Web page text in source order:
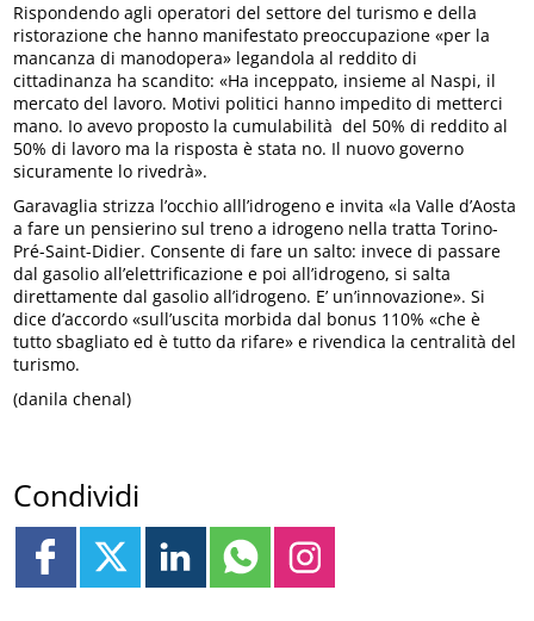
Rispondendo agli operatori del settore del turismo e della
ristorazione che hanno manifestato preoccupazione «per la
mancanza di manodopera» legandola al reddito di
cittadinanza ha scandito: «Ha inceppato, insieme al Naspi, il
mercato del lavoro. Motivi politici hanno impedito di metterci
mano. Io avevo proposto la cumulabilità del 50% di reddito al
50% di lavoro ma la risposta è stata no. Il nuovo governo
sicuramente lo rivedrà».
Garavaglia strizza l’occhio alll’idrogeno e invita «la Valle d’Aosta
a fare un pensierino sul treno a idrogeno nella tratta Torino-
Pré-Saint-Didier. Consente di fare un salto: invece di passare
dal gasolio all’elettrificazione e poi all’idrogeno, si salta
direttamente dal gasolio all’idrogeno. E’ un’innovazione». Si
dice d’accordo «sull’uscita morbida dal bonus 110% «che è
tutto sbagliato ed è tutto da rifare» e rivendica la centralità del
turismo.
(danila chenal)
Condividi